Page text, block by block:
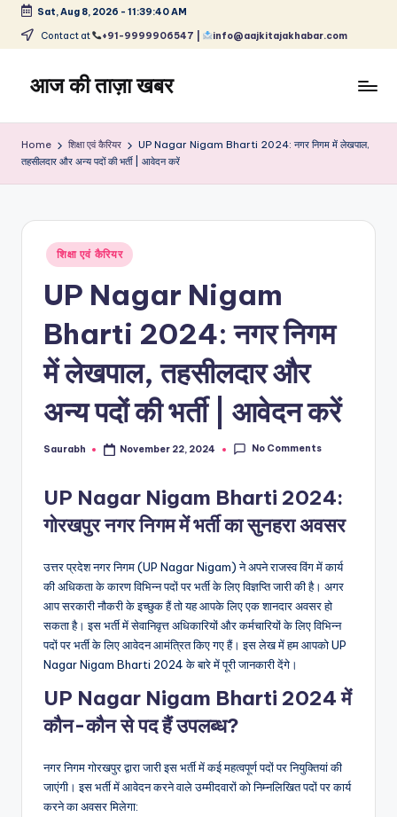
Skip
content
Sat, Aug 8, 2026 - 11:39:40 AM
Contact at +91-9999906547 | info@aajkitajakhabar.com
आज की ताज़ा खबर
ताज़ा
खेल,
और
Home शिक्षा एवं कैरियर
UP Nagar Nigam Bharti 2024: नगर निगम में लेखपाल,
तहसीलदार और अन्य पदों की भर्ती | आवेदन करें
Posted
in
शिक्षा एवं कैरियर
UP Nagar Nigam
Bharti 2024: नगर निगम
में लेखपाल, तहसीलदार और
अन्य पदों की भर्ती | आवेदन करें
Posted
Saurabh November 22, 2024 No Comments
UP Nagar Nigam Bharti 2024:
गोरखपुर नगर निगम में भर्ती का सुनहरा अवसर
उत्तर प्रदेश नगर निगम (UP Nagar Nigam) ने अपने राजस्व विंग में कार्य
की अधिकता के कारण विभिन्न पदों पर भर्ती के लिए विज्ञप्ति जारी की है। अगर
आप सरकारी नौकरी के इच्छुक हैं तो यह आपके लिए एक शानदार अवसर हो
सकता है। इस भर्ती में सेवानिवृत्त अधिकारियों और कर्मचारियों के लिए विभिन्न
पदों पर भर्ती के लिए आवेदन आमंत्रित किए गए हैं। इस लेख में हम आपको UP
Nagar Nigam Bharti 2024 के बारे में पूरी जानकारी देंगे।
UP Nagar Nigam Bharti 2024 में
कौन-कौन से पद हैं उपलब्ध?
नगर निगम गोरखपुर द्वारा जारी इस भर्ती में कई महत्वपूर्ण पदों पर नियुक्तियां की
जाएंगी। इस भर्ती में आवेदन करने वाले उम्मीदवारों को निम्नलिखित पदों पर कार्य
करने का अवसर मिलेगा: